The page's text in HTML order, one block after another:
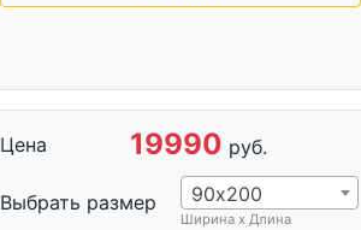
Цена 19990 руб.
Выбрать размер 90х200
Ширина х Длина